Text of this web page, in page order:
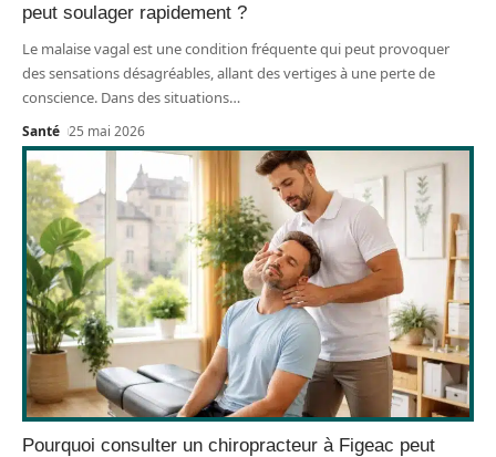
peut soulager rapidement ?
Le malaise vagal est une condition fréquente qui peut provoquer
des sensations désagréables, allant des vertiges à une perte de
conscience. Dans des situations…
Santé 25 mai 2026
Pourquoi consulter un chiropracteur à Figeac peut